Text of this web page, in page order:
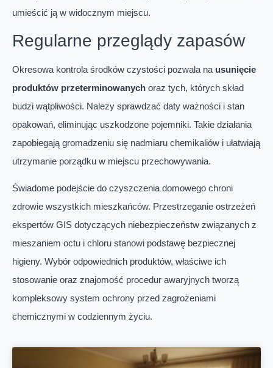
umieścić ją w widocznym miejscu.
Regularne przeglądy zapasów
Okresowa kontrola środków czystości pozwala na usunięcie
produktów przeterminowanych oraz tych, których skład
budzi wątpliwości. Należy sprawdzać daty ważności i stan
opakowań, eliminując uszkodzone pojemniki. Takie działania
zapobiegają gromadzeniu się nadmiaru chemikaliów i ułatwiają
utrzymanie porządku w miejscu przechowywania.
Świadome podejście do czyszczenia domowego chroni
zdrowie wszystkich mieszkańców. Przestrzeganie ostrzeżeń
ekspertów GIS dotyczących niebezpieczeństw związanych z
mieszaniem octu i chloru stanowi podstawę bezpiecznej
higieny. Wybór odpowiednich produktów, właściwe ich
stosowanie oraz znajomość procedur awaryjnych tworzą
kompleksowy system ochrony przed zagrożeniami
chemicznymi w codziennym życiu.